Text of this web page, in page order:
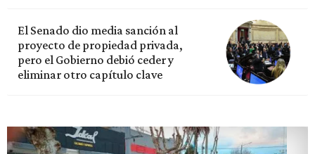
El Senado dio media sanción al
proyecto de propiedad privada,
pero el Gobierno debió ceder y
eliminar otro capítulo clave